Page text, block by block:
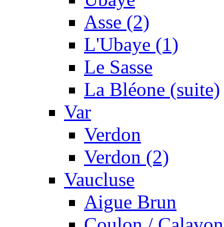
Asse (2)
L'Ubaye (1)
Le Sasse
La Bléone (suite)
Var
Verdon
Verdon (2)
Vaucluse
Aigue Brun